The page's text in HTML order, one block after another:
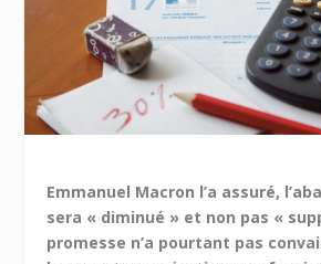
Emmanuel Macron l’a assuré,
sera « diminué » et non pas «
promesse n’a pourtant pas